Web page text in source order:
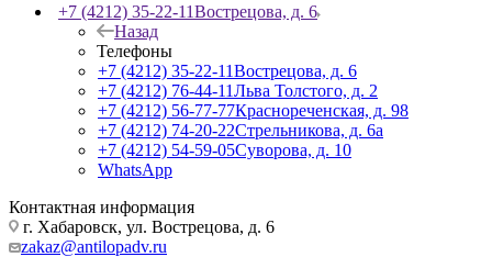
+7 (4212) 35-22-11Вострецова, д. 6
Назад
Телефоны
+7 (4212) 35-22-11Вострецова, д. 6
+7 (4212) 76-44-11Льва Толстого, д. 2
+7 (4212) 56-77-77Краснореченская, д. 98
+7 (4212) 74-20-22Стрельникова, д. 6а
+7 (4212) 54-59-05Суворова, д. 10
WhatsApp
Контактная информация
г. Хабаровск, ул. Вострецова, д. 6
zakaz@antilopadv.ru